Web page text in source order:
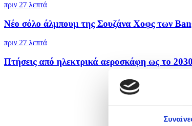
πριν 27 λεπτά
Νέο σόλο άλμπουμ της Σουζάνα Χοφς των
πριν 27 λεπτά
Πτήσεις από ηλεκτρικά αεροσκάφη ως το